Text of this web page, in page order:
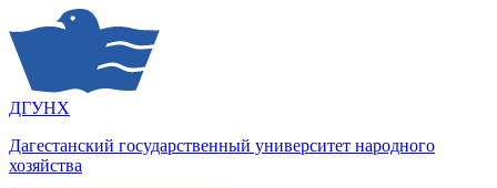
ДГУНХ
Дагестанский государственный университет народного
хозяйства